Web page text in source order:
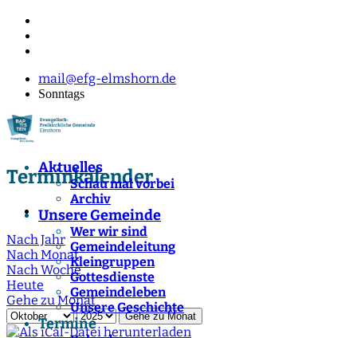
mail@efg-elmshorn.de
Sonntags
Aktuelles
Schau mal vorbei
Archiv
Unsere Gemeinde
Wer wir sind
Gemeindeleitung
Kleingruppen
Gottesdienste
Gemeindeleben
Unsere Geschichte
Termine
Terminkalender
Nach Jahr
Nach Monat
Nach Woche
Heute
Gehe zu Monat
Gehe zu Monat